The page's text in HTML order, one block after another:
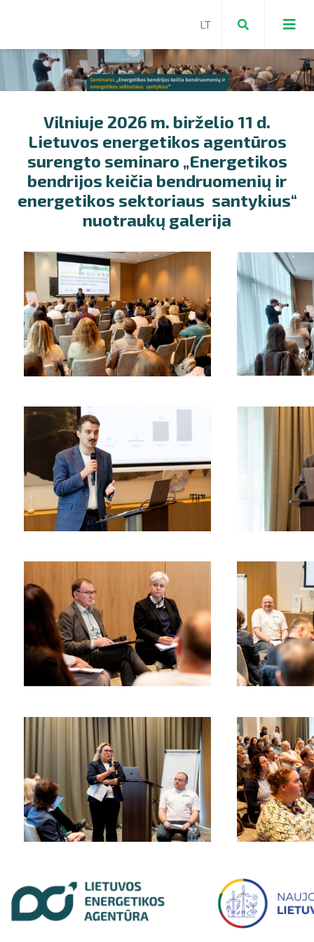
Vilniuje 2026 m. birželio 11 d.
Lietuvos energetikos agentūros
surengto seminaro „Energetikos
bendrijos keičia bendruomenių ir
energetikos sektoriaus santykius“
nuotraukų galerija